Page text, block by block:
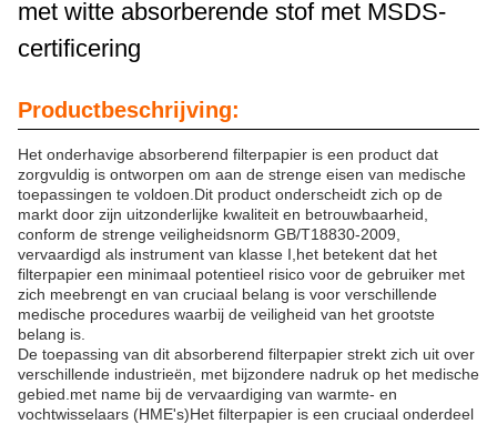
met witte absorberende stof met MSDS-
certificering
Productbeschrijving:
Het onderhavige absorberend filterpapier is een product dat
zorgvuldig is ontworpen om aan de strenge eisen van medische
toepassingen te voldoen.Dit product onderscheidt zich op de
markt door zijn uitzonderlijke kwaliteit en betrouwbaarheid,
conform de strenge veiligheidsnorm GB/T18830-2009,
vervaardigd als instrument van klasse I,het betekent dat het
filterpapier een minimaal potentieel risico voor de gebruiker met
zich meebrengt en van cruciaal belang is voor verschillende
medische procedures waarbij de veiligheid van het grootste
belang is.
De toepassing van dit absorberend filterpapier strekt zich uit over
verschillende industrieën, met bijzondere nadruk op het medische
gebied.met name bij de vervaardiging van warmte- en
vochtwisselaars (HME's)Het filterpapier is een cruciaal onderdeel